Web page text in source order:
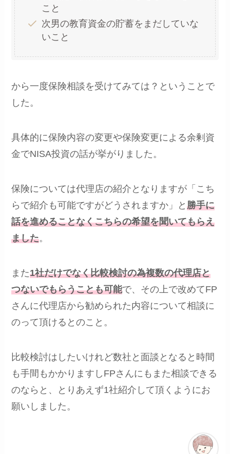
こと
次男の教育資金の貯蓄をまだしていな
いこと
から一度保険相談を受けてみては？ということで
した。
具体的に保険内容の変更や保険変更による余剰資
金でNISA投資の話が挙がりました。
保険については代理店の紹介となりますが「こち
らで紹介も可能ですがどうされますか」と勝手に
話を進めることなくこちらの希望を聞いてもらえ
ました。
また1社だけでなく比較検討の為複数の代理店と
つないでもらうことも可能で、その上で改めてFP
さんに代理店から勧められた内容について相談に
のって頂けるとのこと。
比較検討はしたいけれど数社と面談となると時間
も手間もかかりますしFPさんにもまた相談できる
のならと、とりあえず1社紹介して頂くようにお
願いしました。